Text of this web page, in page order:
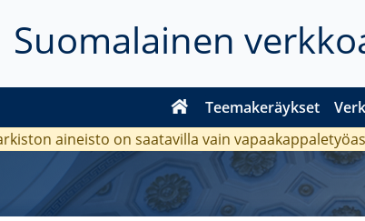
Suomalainen
Teemakeräykset
aineisto on saatavilla vain